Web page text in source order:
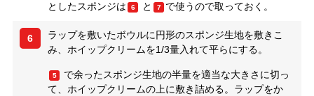
としたスポンジは
6 と 7 で使うので取っておく。
6
ラップを敷いたボウルに円形のスポンジ生地を敷きこ
み、ホイップクリームを1/3量入れて平らにする。
5
で余ったスポンジ生地の半量を適当な大きさに切っ
て、ホイップクリームの上に敷き詰める。ラップをか